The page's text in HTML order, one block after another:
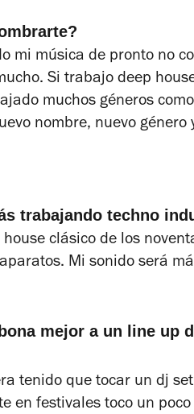
mi música de pronto no
Si trabajo deep
muchos géneros
nombre, nuevo género
trabajando techno
clásico de los
Mi sonido será
mejor a un line up
tenido que tocar un dj
en festivales toco un